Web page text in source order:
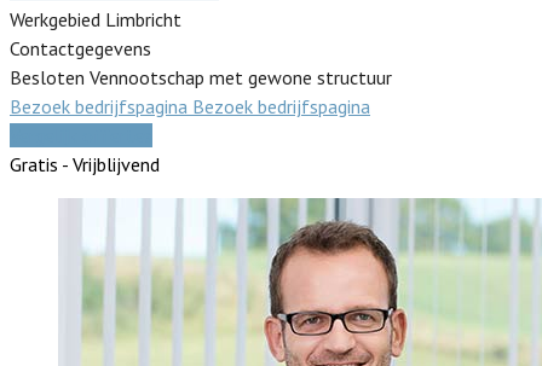
Werkgebied Limbricht
Contactgegevens
Besloten Vennootschap met gewone structuur
Bezoek bedrijfspagina Bezoek bedrijfspagina
Gratis - Vrijblijvend